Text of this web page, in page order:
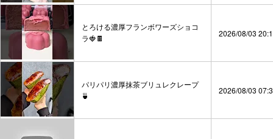
とろける濃厚フランボワーズショコ
ラ🍓🍫
2026/08/03
パリパリ濃厚抹茶ブリュレクレープ
🍵
2026/08/03